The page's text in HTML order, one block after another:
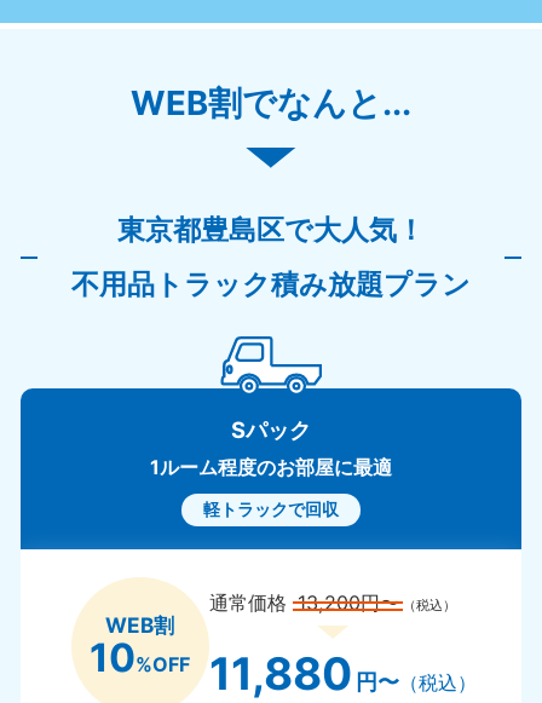
WEB割でなんと...
東京都豊島区で大人気！
不用品トラック積み放題プラン
Sパック
1ルーム程度のお部屋に最適
軽トラックで回収
WEB割
10%OFF
通常価格13,200円〜 （税込）
11,880 円〜（税込）
9:00〜19:00 年中無休
奈良県
050-1881-5253
京都府
050-
和歌山県
050-1881-5248
9:00〜19:00 年中無休
中国
岡山県
050-1881-5146 050-
050-1881-5144
9:00〜19:00 年中無休 9:00〜19:00